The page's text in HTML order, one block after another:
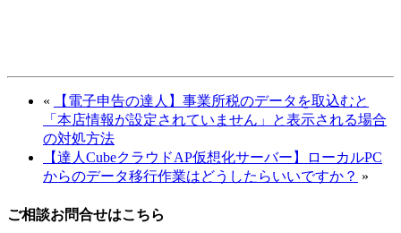
«
【電子申告の達人】事業所税のデータを取込むと
「本店情報が設定されていません」と表示される場合
の対処方法
【達人CubeクラウドAP仮想化サーバー】ローカルPC
からのデータ移行作業はどうしたらいいですか？ »
ご相談お問合せはこちら